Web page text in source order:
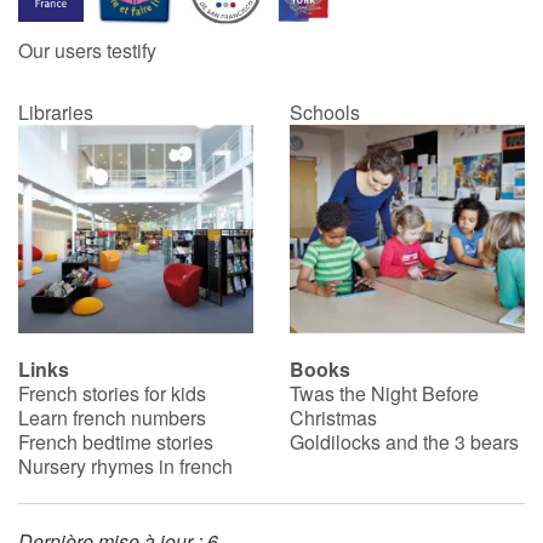
Catalogue anglais
Contraste +
Help
Home
Family
Schools
Libraries
Our users testify
Libraries Schools
Links
French stories for kids
Learn french numbers
French bedtime stories
Nursery rhymes in french
Books
Twas the Night Before
Christmas
Goldilocks and the 3 bears